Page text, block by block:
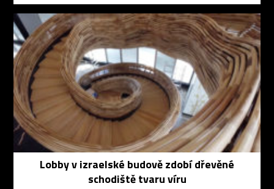
Lobby v izraelské budově zdobí dřevěné
schodiště tvaru víru